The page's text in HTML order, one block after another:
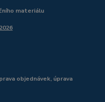
materiálu
objednávek, úprava